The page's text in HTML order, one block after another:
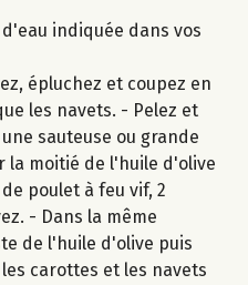
indiquée dans vos
épluchez et coupez en
les navets. - Pelez et
sauteuse ou grande
la moitié de l'huile d'olive
poulet à feu vif, 2
- Dans la même
de l'huile d'olive puis
carottes et les navets